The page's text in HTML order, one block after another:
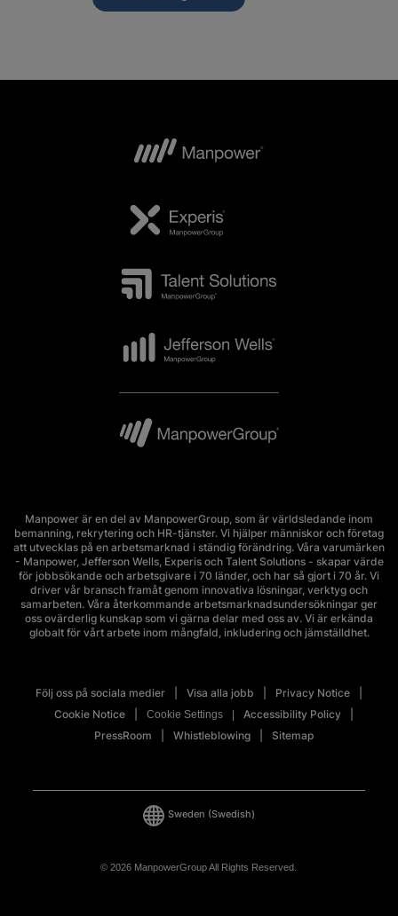
Manpower är en del av ManpowerGroup, som är världsledande inom
bemanning, rekrytering och HR-tjänster. Vi hjälper människor och företag
att utvecklas på en arbetsmarknad i ständig förändring. Våra varumärken
- Manpower, Jefferson Wells, Experis och Talent Solutions - skapar värde
för jobbsökande och arbetsgivare i 70 länder, och har så gjort i 70 år. Vi
driver vår bransch framåt genom innovativa lösningar, verktyg och
samarbeten. Våra återkommande arbetsmarknadsundersökningar ger
oss ovärderlig kunskap som vi gärna delar med oss av. Vi är erkända
globalt för vårt arbete inom mångfald, inkludering och jämställdhet.
Följ oss på sociala medier Visa alla jobb
Privacy Notice
Cookie Notice
Cookie Settings
Accessibility Policy
PressRoom
Whistleblowing Sitemap
© 2026 ManpowerGroup All Rights Reserved.
Sweden (Swedish)